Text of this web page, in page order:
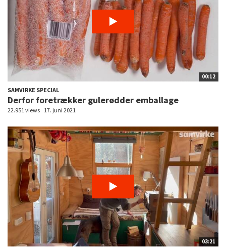
00:12
SAMVIRKE SPECIAL
Derfor foretrækker gulerødder emballage
22.951 views 17. juni 2021
03:21